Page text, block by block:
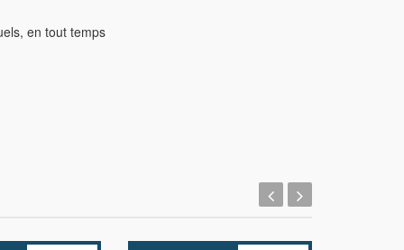
en tout temps